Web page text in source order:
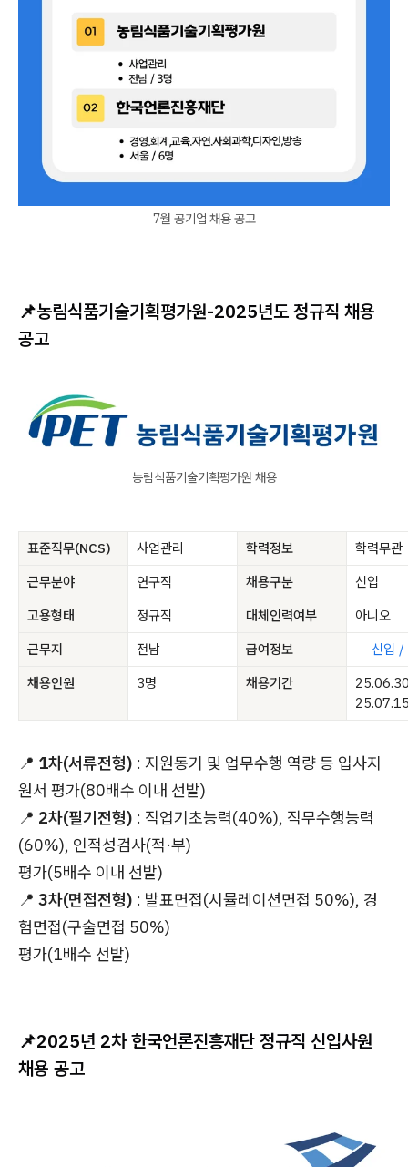
7월 공기업 채용 공고
📌농림식품기술기획평가원-2025년도 정규직 채용
공고
농림식품기술기획평가원 채용
표준직무(NCS) 사업관리 학력정보
학력무관
근무분야
연구직 채용구분
신입
고용형태
정규직 대체인력여부
아니오
근무지
전남 급여정보
신입 /
채용인원
3명 채용기간
📍 1차(서류전형) : 지원동기 및 업무수행 역량 등 입사지
원서 평가(80배수 이내 선발)
📍 2차(필기전형) : 직업기초능력(40%), 직무수행능력
(60%), 인적성검사(적·부)
평가(5배수 이내 선발)
📍 3차(면접전형) : 발표면접(시뮬레이션면접 50%), 경
험면접(구술면접 50%)
평가(1배수 선발)
📌2025년 2차 한국언론진흥재단 정규직 신입사원
채용 공고